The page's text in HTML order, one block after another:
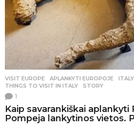
VISIT EUROPE APLANKYTI EUROPOJE ,ITALY
THINGS TO VISIT IN ITALY
,STORY
1
Kaip savarankiškai aplankyti
Pompeja lankytinos vietos.